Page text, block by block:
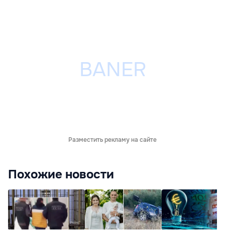
Разместить рекламу на сайте
Похожие новости